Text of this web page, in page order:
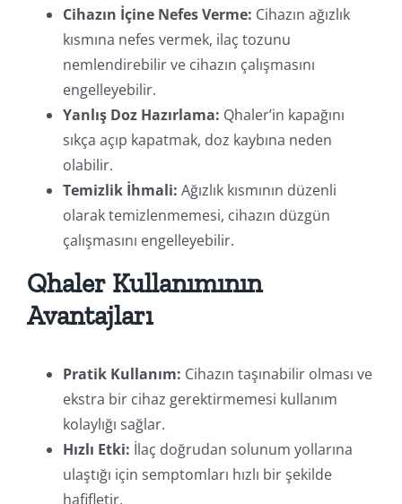
Cihazın İçine Nefes Verme: Cihazın ağızlık
kısmına nefes vermek, ilaç tozunu
nemlendirebilir ve cihazın çalışmasını
engelleyebilir.
Yanlış Doz Hazırlama: Qhaler’in kapağını
sıkça açıp kapatmak, doz kaybına neden
olabilir.
Temizlik İhmali: Ağızlık kısmının düzenli
olarak temizlenmemesi, cihazın düzgün
çalışmasını engelleyebilir.
Qhaler Kullanımının
Avantajları
Pratik Kullanım: Cihazın taşınabilir olması ve
ekstra bir cihaz gerektirmemesi kullanım
kolaylığı sağlar.
Hızlı Etki: İlaç doğrudan solunum yollarına
ulaştığı için semptomları hızlı bir şekilde
hafifletir.